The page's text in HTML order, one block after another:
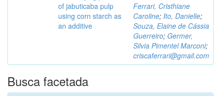
of jabuticaba pulp
using corn starch as
an additive
Ferrari, Cristhiane
Caroline; Ito, Danielle;
Souza, Elaine de Cássia
Guerreiro; Germer,
Silvia Pimentel Marconi;
criscaferrari@gmail.com
Busca facetada